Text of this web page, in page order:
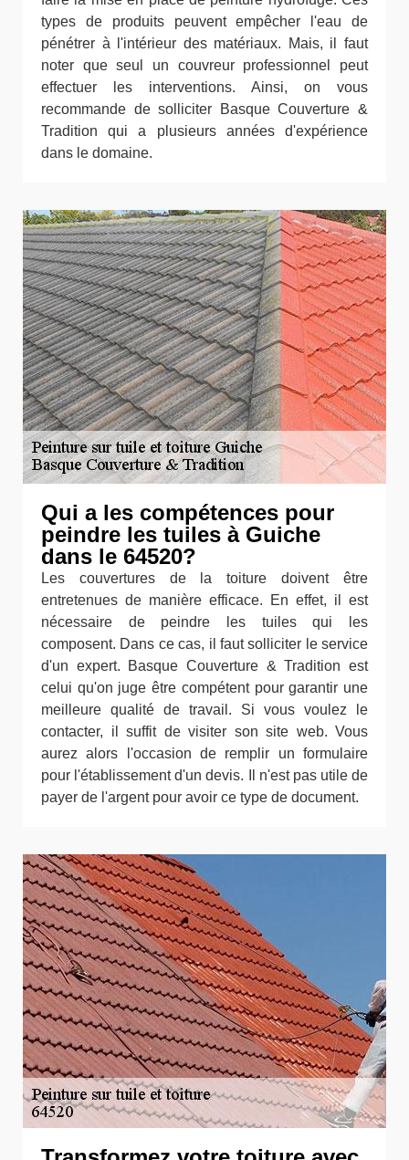
types de produits peuvent empêcher l'eau de
pénétrer à l'intérieur des matériaux. Mais, il faut
noter que seul un couvreur professionnel peut
effectuer les interventions. Ainsi, on vous
recommande de solliciter Basque Couverture &
Tradition qui a plusieurs années d'expérience
dans le domaine.
Qui a les compétences pour
peindre les tuiles à Guiche
dans le 64520?
Les couvertures de la toiture doivent être
entretenues de manière efficace. En effet, il est
nécessaire de peindre les tuiles qui les
composent. Dans ce cas, il faut solliciter le service
d'un expert. Basque Couverture & Tradition est
celui qu'on juge être compétent pour garantir une
meilleure qualité de travail. Si vous voulez le
contacter, il suffit de visiter son site web. Vous
aurez alors l'occasion de remplir un formulaire
pour l'établissement d'un devis. Il n'est pas utile de
payer de l'argent pour avoir ce type de document.